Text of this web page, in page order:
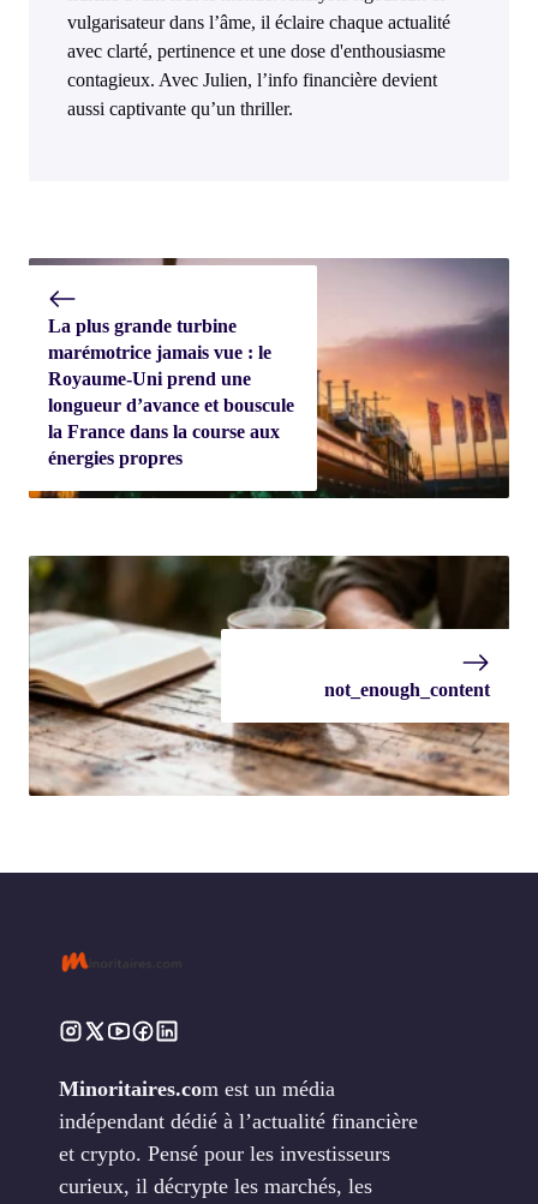
vulgarisateur dans l’âme, il éclaire chaque actualité
avec clarté, pertinence et une dose d'enthousiasme
contagieux. Avec Julien, l’info financière devient
aussi captivante qu’un thriller.
La plus grande turbine
marémotrice jamais vue : le
Royaume-Uni prend une
longueur d’avance et bouscule
la France dans la course aux
énergies propres
not_enough_content
Minoritaires.com est un média
indépendant dédié à l’actualité financière
et crypto. Pensé pour les investisseurs
curieux, il décrypte les marchés, les